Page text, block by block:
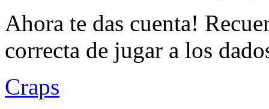
Ahora te das cuenta!
correcta de jugar a los
Craps